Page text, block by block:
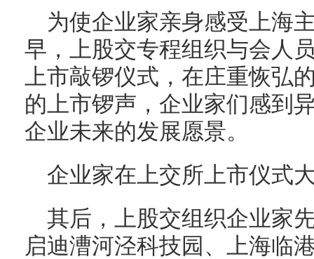
为使企业家亲身感受上海
早，上股交专程组织与会人
上市敲锣仪式，在庄重恢弘
的上市锣声，企业家们感到
企业未来的发展愿景。
企业家在上交所上市仪式
其后，上股交组织企业家
启迪漕河泾科技园、上海临